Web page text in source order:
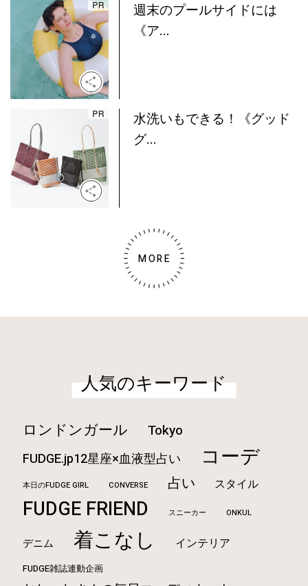
週末のプールサイドには
《ア...
水洗いもできる！《グッド
グ...
MORE
人気のキーワード
ロンドンガール Tokyo
FUDGE.jp12星座×血液型占い コーデ
本日のFUDGE GIRL CONVERSE 占い スタイル
FUDGE FRIEND スニーカー ONKUL
デニム 着こなし インテリア
FUDGE雑誌連動企画